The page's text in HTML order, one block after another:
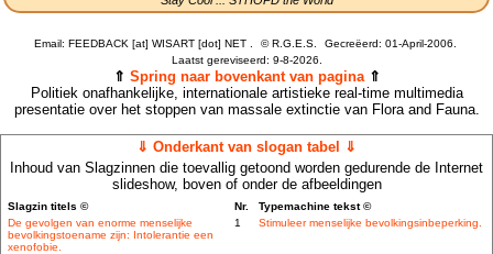
Email: FEEDBACK [at] WISART [dot] NET . ©R.G.E.S.
Gecreëerd: 01-April-2006.
Laatst gereviseerd: 9-8-2026.
⇑ Spring naar bovenkant van pagina⇑
Politiek onafhankelijke, internationale artistieke real-time multimedia
presentatie over het stoppen van massale extinctie van Flora and Fauna.
⇓ Onderkant van slogan tabel ⇓
Inhoud van Slagzinnen die toevallig getoond worden gedurende de Internet
slideshow, boven of onder de afbeeldingen
Slagzin titels © Nr.
Typemachine tekst ©
De gevolgen van enorme menselijke
bevolkingstoename zijn: Intolerantie een
xenofobie.
1 Stimuleer menselijke bevolkingsinbeperking.